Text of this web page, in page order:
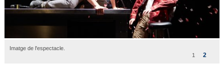
Imatge de l'espectacle.
1
2